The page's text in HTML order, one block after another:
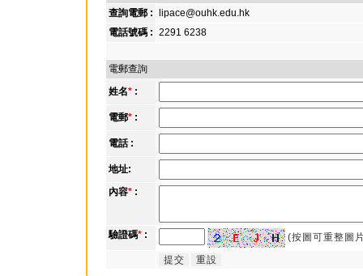
查詢電郵 :
lipace@ouhk.edu.hk
電話號碼 : 2291 6238
電郵查詢
姓名* :
電郵* :
電話 :
地址:
內容* :
驗證碼* : (按圖可重整